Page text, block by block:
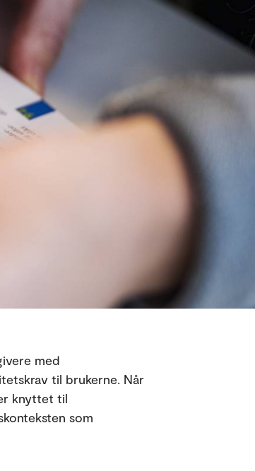
med
til brukerne. Når
knyttet til
som